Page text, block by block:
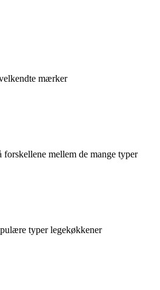
mærker
mellem de mange typer
typer legekøkkener